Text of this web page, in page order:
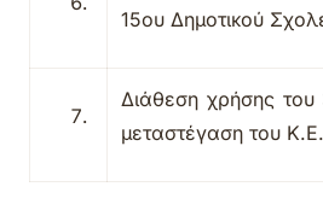
15ου Δημοτικού
Διάθεση χρήσης του
μεταστέγαση του